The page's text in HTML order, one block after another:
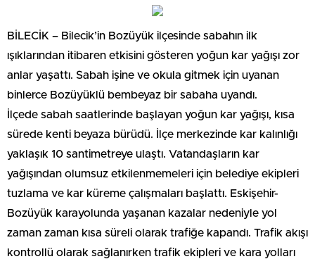
BİLECİK – Bilecik’in Bozüyük ilçesinde sabahın ilk
ışıklarından itibaren etkisini gösteren yoğun kar yağışı zor
anlar yaşattı. Sabah işine ve okula gitmek için uyanan
binlerce Bozüyüklü bembeyaz bir sabaha uyandı.
İlçede sabah saatlerinde başlayan yoğun kar yağışı, kısa
sürede kenti beyaza bürüdü. İlçe merkezinde kar kalınlığı
yaklaşık 10 santimetreye ulaştı. Vatandaşların kar
yağışından olumsuz etkilenmemeleri için belediye ekipleri
tuzlama ve kar küreme çalışmaları başlattı. Eskişehir-
Bozüyük karayolunda yaşanan kazalar nedeniyle yol
zaman zaman kısa süreli olarak trafiğe kapandı. Trafik akışı
kontrollü olarak sağlanırken trafik ekipleri ve kara yolları